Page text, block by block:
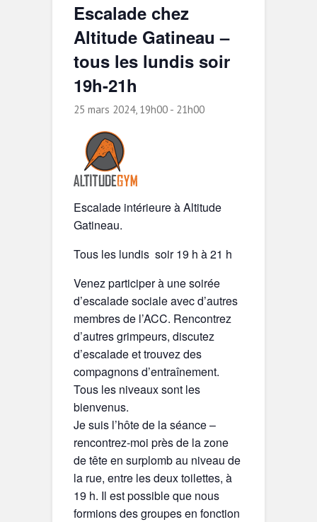
Escalade chez
Altitude Gatineau –
tous les lundis soir
19h-21h
25 mars 2024, 19h00 - 21h00
Escalade intérieure à Altitude
Gatineau.
Tous les lundis soir 19 h à 21 h
Venez participer à une soirée
d’escalade sociale avec d’autres
membres de l’ACC. Rencontrez
d’autres grimpeurs, discutez
d’escalade et trouvez des
compagnons d’entraînement.
Tous les niveaux sont les
bienvenus.
Je suis l’hôte de la séance –
rencontrez-moi près de la zone
de tête en surplomb au niveau de
la rue, entre les deux toilettes, à
19 h. Il est possible que nous
formions des groupes en fonction